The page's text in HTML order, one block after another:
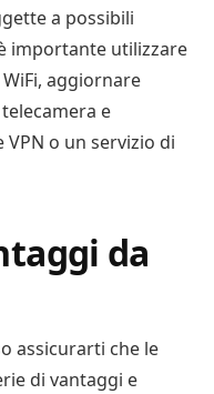
a possibili
importante utilizzare
aggiornare
e
o un servizio di
da
assicurarti che le
di vantaggi e